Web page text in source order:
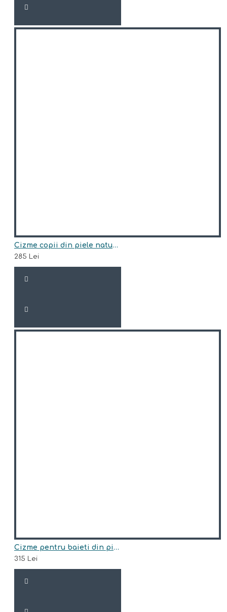
Cizme copii din piele naturala model SIDNEY
285 Lei
Cizme pentru baieti din piele naturala model HUNG
315 Lei